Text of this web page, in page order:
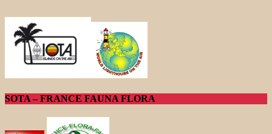
SOTA – FRANCE FAUNA FLORA